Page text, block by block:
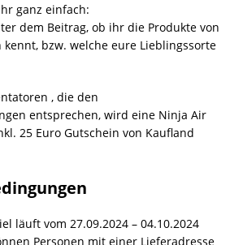
ganz einfach:
dem Beitrag, ob ihr die Produkte von
kennt, bzw. welche eure Lieblingssorte
, die den
entsprechen, wird eine Ninja Air
25 Euro Gutschein von Kaufland
läuft vom 27.09.2024 – 04.10.2024
Personen mit einer Lieferadresse